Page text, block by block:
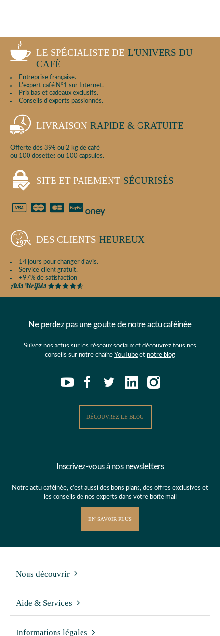
LE SPÉCIALISTE DE L'UNIVERS DU
CAFÉ
Entreprise française.
L'expert café N°1 sur Internet.
Prix bas et cadeaux exclusifs.
Conseils d'experts passionnés.
LIVRAISON RAPIDE & GRATUITE
Offerte dès 39€ ou 2 kg de café
ou 100 dosettes ou 100 capsules.
SITE ET PAIEMENT SÉCURISÉS
DES CLIENTS HEUREUX
14 jours pour changer d'avis.
Service client gratuit.
+97% de satisfaction
Ne perdez pas une goutte de notre actu caféinée
Suivez nos actus sur les réseaux sociaux et découvrez tous nos
conseils sur notre chaîne YouTube et notre blog
DÉCOUVREZ LE BLOG
Inscrivez-vous à nos newsletters
Notre actu caféinée, c’est aussi des bons plans, des offres exclusives et
les conseils de nos experts dans votre boîte mail
EN SAVOIR PLUS
Nous découvrir
Aide & Services
Informations légales